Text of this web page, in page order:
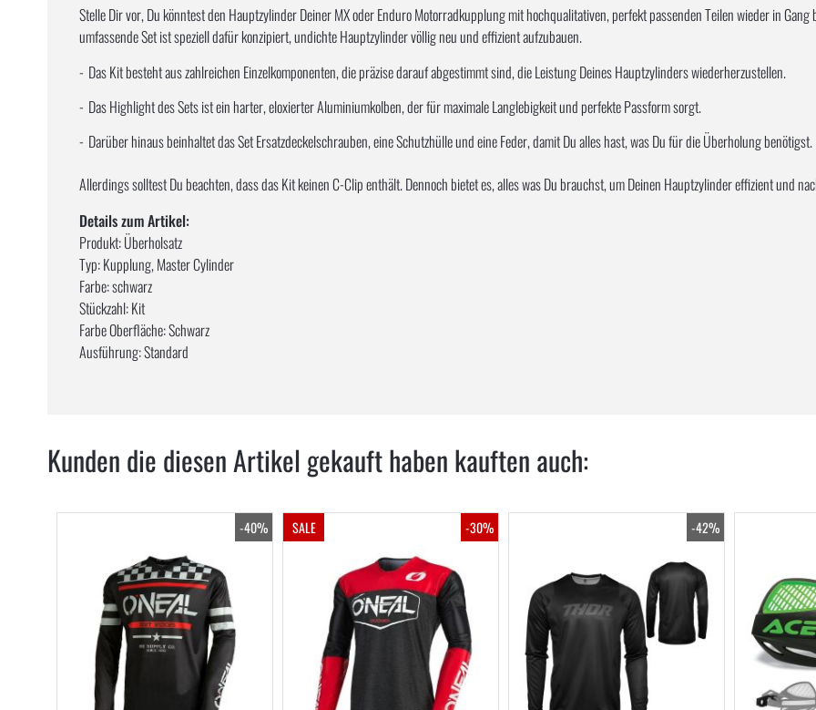
Stelle Dir vor, Du könntest den Hauptzylinder Deiner MX oder Enduro Motorradkupplung mit hochqualitativen, perfekt passenden Teilen wieder in
umfassende Set ist speziell dafür konzipiert, undichte Hauptzylinder völlig neu und effizient aufzubauen.
Das Kit besteht aus zahlreichen Einzelkomponenten, die präzise darauf abgestimmt sind, die Leistung Deines Hauptzylinders wiederherzustellen.
Das Highlight des Sets ist ein harter, eloxierter Aluminiumkolben, der für maximale Langlebigkeit und perfekte Passform sorgt.
Darüber hinaus beinhaltet das Set Ersatzdeckelschrauben, eine Schutzhülle und eine Feder, damit Du alles hast, was Du für die Überholung benötigst.
Allerdings solltest Du beachten, dass das Kit keinen C-Clip enthält. Dennoch bietet es, alles was Du brauchst, um Deinen Hauptzylinder effizient und
Details zum Artikel:
Produkt: Überholsatz
Typ: Kupplung, Master Cylinder
Farbe: schwarz
Stückzahl: Kit
Farbe Oberfläche: Schwarz
Ausführung: Standard
Kunden die diesen Artikel gekauft haben kauften auch:
-40% SALE -30% -42%